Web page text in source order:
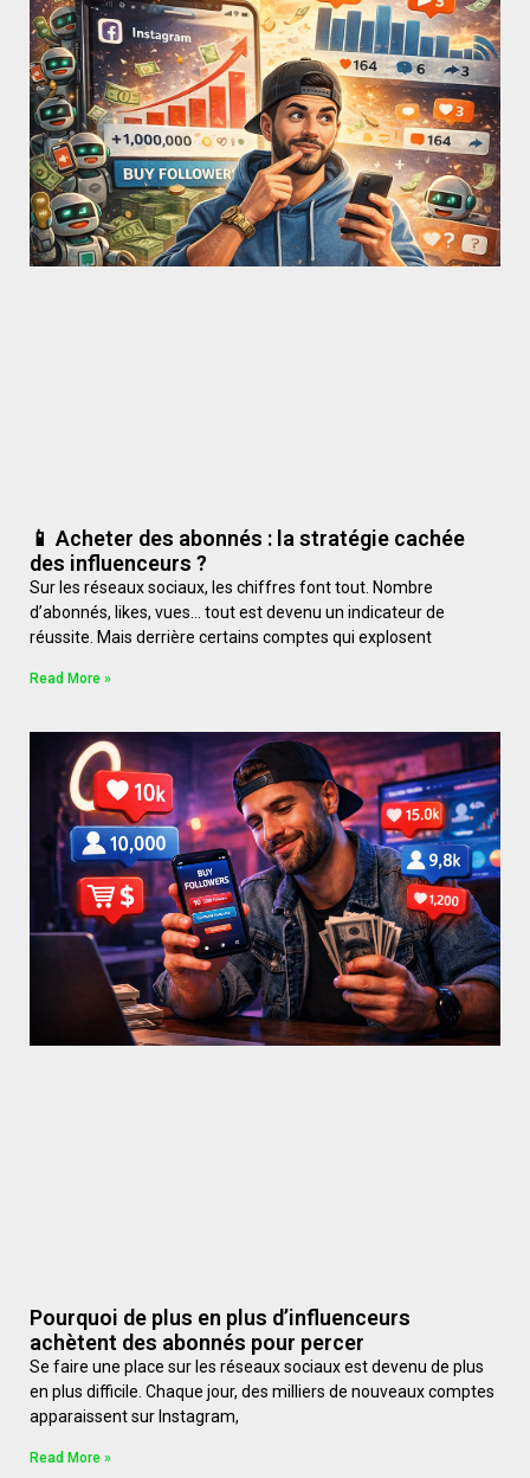
📱 Acheter des abonnés : la stratégie cachée
des influenceurs ?
Sur les réseaux sociaux, les chiffres font tout. Nombre
d’abonnés, likes, vues… tout est devenu un indicateur de
réussite. Mais derrière certains comptes qui explosent
Read More »
Pourquoi de plus en plus d’influenceurs
achètent des abonnés pour percer
Se faire une place sur les réseaux sociaux est devenu de plus
en plus difficile. Chaque jour, des milliers de nouveaux comptes
apparaissent sur Instagram,
Read More »